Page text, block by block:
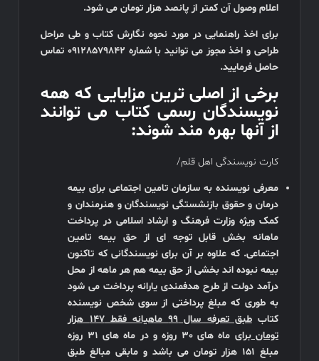
اعلام وصول آن کمتر از پانصد هزار تومان می شود.
برای اخذ راهنمایی در مورد نحوه نگارش کتاب و طی مراحل
طراحی و اخذ مجوز می توانید با شماره 09128579842 تماس
حاصل فرمایید.
برخی از اصلی ترین مزایایی که همه
نویسندگان رسمی کتاب می توانند
از آنها بهره مند شوند:
کارت نویسندگی اهل قلم/
معرفی نویسنده به سازمان تامین اجتماعی برای بیمه
درمان و حقوق بازنشستگی نویسندگان و هنرمندان و
کمک ویژه وزارت فرهنگ و ارشاد اسلامی در پرداخت
ماهانه بخش قابل توجه ای از حق بیمه تامین
اجتماعی. که علاوه بر آن برای نویسندگانی که تاکنون
بیمه نبوده اند بخشی از حق بیمه هم هر ماهه از محل
درآمد دولت از طرح هدفمندی یارانه پرداخت می شود
به طوری که مبلغ پرداختی از سوی شخص نویسنده
کتاب
طبق تعرفه سال 99 ماهیانه فقط 147 هزار
تومان
برای ماه های 30 روزه و در ماه های 31 روزه
مبلغ 151 هزار تومان می باشد و مابقی مبالغ طبق